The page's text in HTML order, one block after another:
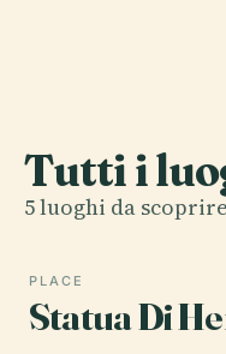
Tutti i
5 luoghi da
PLACE
Statua Di